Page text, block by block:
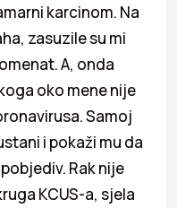
karcinom. Na
zasuzile su mi
A, onda
oko mene nije
Samoj
i pokaži mu da
Rak nije
KCUS-a, sjela